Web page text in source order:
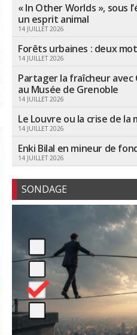
« In Other Worlds », sous
un esprit animal
14 JUILLET 2026
Forêts urbaines : deux
14 JUILLET 2026
Partager la fraîcheur
au Musée de Grenoble
14 JUILLET 2026
Le Louvre ou la crise de la
14 JUILLET 2026
Enki Bilal en mineur de
14 JUILLET 2026
SONDAGE